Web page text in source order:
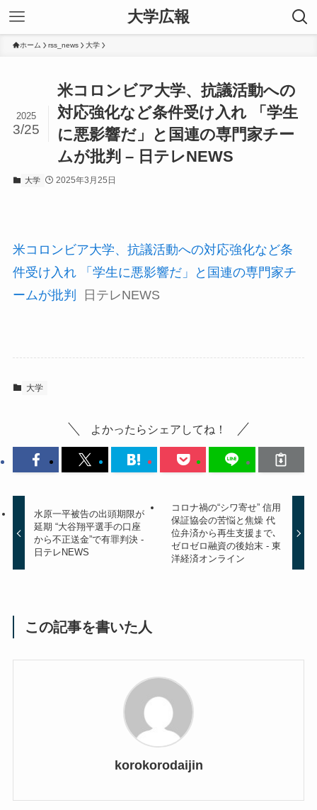
大学広報
ホーム rss_news 大学
米コロンビア大学、抗議活動への
対応強化など条件受け入れ 「学生
に悪影響だ」と国連の専門家チー
ムが批判 – 日テレNEWS
2025
3/25
大学 2025年3月25日
米コロンビア大学、抗議活動への対応強化など条
件受け入れ 「学生に悪影響だ」と国連の専門家チ
ームが批判
日テレNEWS
大学
よかったらシェアしてね！
水原一平被告の出頭期限が
延期 “大谷翔平選手の口座
から不正送金”で有罪判決 -
日テレNEWS
コロナ禍の“シワ寄せ” 信用
保証協会の苦悩と焦燥 代
位弁済から再生支援まで､
ゼロゼロ融資の後始末 - 東
洋経済オンライン
この記事を書いた人
korokorodaijin